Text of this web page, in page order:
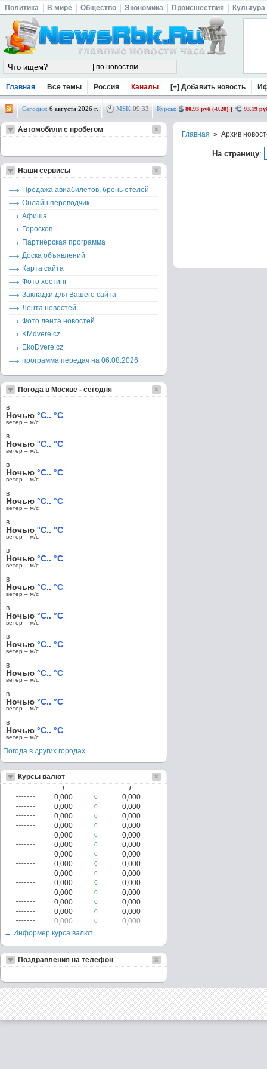
Политика В мире Общество Экономика Происшествия Культура
Главная Все темы Россия Каналы [+] Добавить новость
Сегодня: 6 августа 2026 г. MSK 09:33 Курсы: 80.93 руб (-0.20) 93.19
Главная » Архив
На страницу:
Автомобили с пробегом
Наши сервисы
Продажа авиабилетов, бронь отелей
Онлайн переводчик
Афиша
Гороскоп
Партнёрская программа
Доска объявлений
Карта сайта
Фото хостинг
Закладки для Вашего сайта
Лента новостей
Фото лента новостей
KMdvere.cz
EkoDvere.cz
программа передач на 06.08.2026
Погода в Москве - сегодня
в
Ночью °C.. °C
ветер – м/c
в
Ночью °C.. °C
ветер – м/c
в
Ночью °C.. °C
ветер – м/c
в
Ночью °C.. °C
ветер – м/c
в
Ночью °C.. °C
ветер – м/c
в
Ночью °C.. °C
ветер – м/c
в
Ночью °C.. °C
ветер – м/c
в
Ночью °C.. °C
ветер – м/c
в
Ночью °C.. °C
ветер – м/c
в
Ночью °C.. °C
ветер – м/c
в
Ночью °C.. °C
ветер – м/c
в
Ночью °C.. °C
ветер – м/c
Погода в других городах
Курсы валют
/ /
0,000 0
0,000
0,000
0
0,000
0,000
0
0,000
0,000
0
0,000
0,000
0
0,000
0,000
0
0,000
0,000
0
0,000
0,000
0
0,000
0,000
0
0,000
0,000
0
0,000
0,000
0
0,000
0,000
0
0,000
0,000
0
0,000
0,000
0
0,000
→ Информер курса валют
Поздравления на телефон